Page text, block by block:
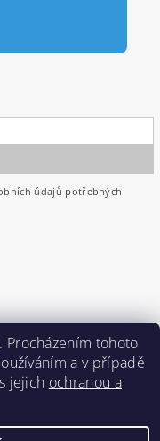
údajů potřebných
. Procházením tohoto
a v případě
jejich ochranou a